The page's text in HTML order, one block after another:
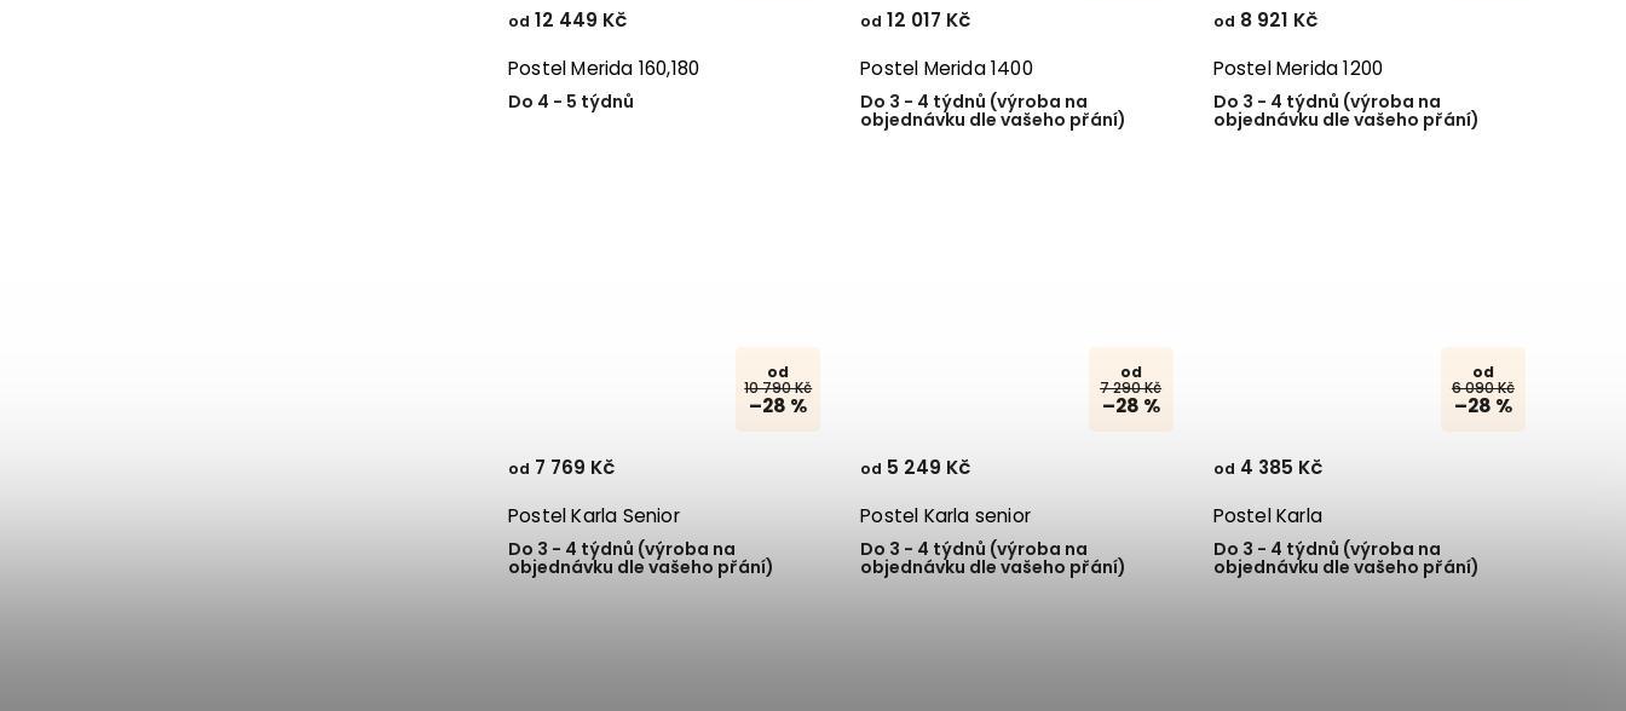
Postel Merida 160,180
Do 4 - 5 týdnů
od 12 449 Kč
Postel Merida 1400
Do 3 - 4 týdnů (výroba na
objednávku dle vašeho přání)
od 12 017 Kč
Postel Merida 1200
Do 3 - 4 týdnů (výroba na
objednávku dle vašeho přání)
od 8 921 Kč
od
10 790 Kč
–28 %
Postel Karla Senior
Do 3 - 4 týdnů (výroba na
objednávku dle vašeho přání)
od 7 769 Kč
od
7 290 Kč
–28 %
Postel Karla senior
Do 3 - 4 týdnů (výroba na
objednávku dle vašeho přání)
od 5 249 Kč
od
6 090 Kč
–28 %
Postel Karla
Do 3 - 4 týdnů (výroba na
objednávku dle vašeho přání)
od 4 385 Kč